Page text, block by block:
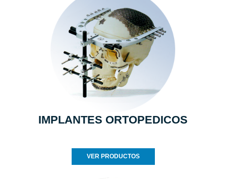
IMPLANTES ORTOPEDICOS
VER PRODUCTOS